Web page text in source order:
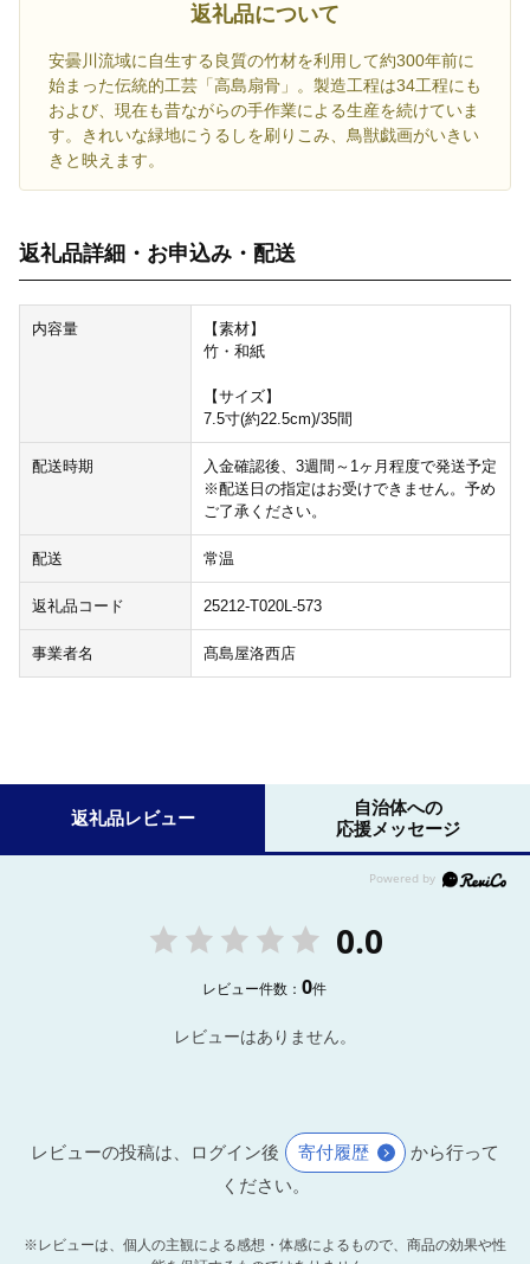
返礼品について
安曇川流域に自生する良質の竹材を利用して約300年前に
始まった伝統的工芸「高島扇骨」。製造工程は34工程にも
および、現在も昔ながらの手作業による生産を続けていま
す。きれいな緑地にうるしを刷りこみ、鳥獣戯画がいきい
きと映えます。
返礼品詳細・お申込み・配送
内容量
【素材】
竹・和紙
【サイズ】
7.5寸(約22.5cm)/35間
配送時期
入金確認後、3週間～1ヶ月程度で発送予定
※配送日の指定はお受けできません。予め
ご了承ください。
配送 常温
返礼品コード 25212-T020L-573
事業者名 髙島屋洛西店
返礼品レビュー
自治体への
応援メッセージ
0.0
レビュー件数：0件
レビューはありません。
レビューの投稿は、ログイン後 寄付履歴
から行って
ください。
※レビューは、個人の主観による感想・体感によるもので、商品の効果や性